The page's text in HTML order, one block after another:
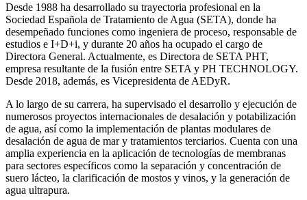
Desde 1988 ha desarrollado su trayectoria profesional en la
Sociedad Española de Tratamiento de Agua (SETA), donde ha
desempeñado funciones como ingeniera de proceso, responsable de
estudios e I+D+i, y durante 20 años ha ocupado el cargo de
Directora General. Actualmente, es Directora de SETA PHT,
empresa resultante de la fusión entre SETA y PH TECHNOLOGY.
Desde 2018, además, es Vicepresidenta de AEDyR.
A lo largo de su carrera, ha supervisado el desarrollo y ejecución de
numerosos proyectos internacionales de desalación y potabilización
de agua, así como la implementación de plantas modulares de
desalación de agua de mar y tratamientos terciarios. Cuenta con una
amplia experiencia en la aplicación de tecnologías de membranas
para sectores específicos como la separación y concentración de
suero lácteo, la clarificación de mostos y vinos, y la generación de
agua ultrapura.